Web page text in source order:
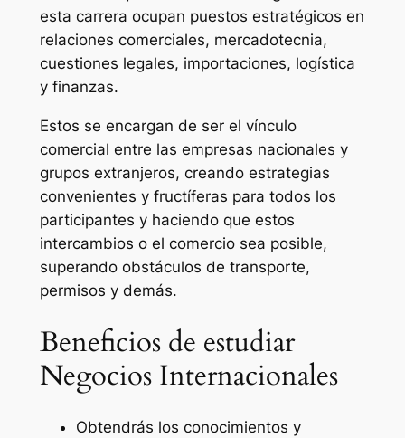
esta carrera ocupan puestos estratégicos en
relaciones comerciales, mercadotecnia,
cuestiones legales, importaciones, logística
y finanzas.
Estos se encargan de ser el vínculo
comercial entre las empresas nacionales y
grupos extranjeros, creando estrategias
convenientes y fructíferas para todos los
participantes y haciendo que estos
intercambios o el comercio sea posible,
superando obstáculos de transporte,
permisos y demás.
Beneficios de estudiar
Negocios Internacionales
Obtendrás los conocimientos y